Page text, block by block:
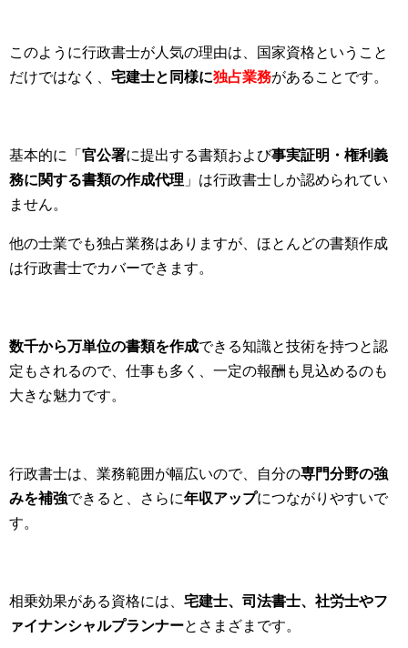
このように行政書士が人気の理由は、国家資格ということ
だけではなく、 宅建士と同様に独占業務があることです。
基本的に「 官公署に提出する書類および事実証明・権利義
務に関する書類の作成代理 」は行政書士しか認められてい
ません。
他の士業でも独占業務はありますが、ほとんどの書類作成
は行政書士でカバーできます。
数千から万単位の書類を作成できる知識と技術を持つと認
定もされるので、仕事も多く、一定の報酬も見込めるのも
大きな魅力です。
行政書士は、業務範囲が幅広いので、自分の専門分野の強
みを補強できると、さらに年収アップにつながりやすいで
す。
相乗効果がある資格には、 宅建士、司法書士、社労士やフ
ァイナンシャルプランナーとさまざまです。